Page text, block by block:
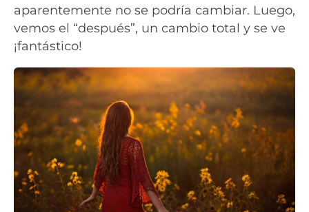
aparentemente no se podría cambiar. Luego,
vemos el “después”, un cambio total y se ve
¡fantástico!